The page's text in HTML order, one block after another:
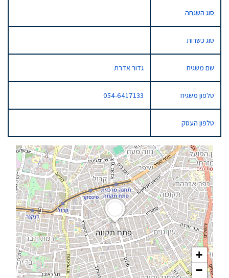
+
−
סוג השגחה
סוג כשרות
שם משגיח גדור אדרת
טלפון משגיח 054-6417133
טלפון העסק